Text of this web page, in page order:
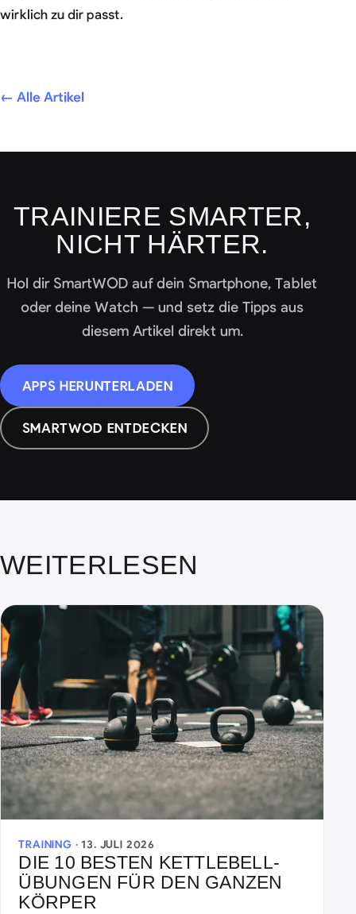
wirklich zu dir passt.
← Alle Artikel
TRAINIERE SMARTER,
NICHT HÄRTER.
Hol dir SmartWOD auf dein Smartphone, Tablet
oder deine Watch — und setz die Tipps aus
diesem Artikel direkt um.
APPS HERUNTERLADEN
SMARTWOD ENTDECKEN
WEITERLESEN
TRAINING ·13. JULI 2026
DIE 10 BESTEN KETTLEBELL-
ÜBUNGEN FÜR DEN GANZEN
KÖRPER